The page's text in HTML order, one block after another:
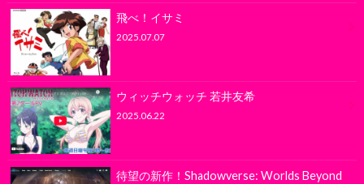
飛べ！イサミ
2025.07.07
ウィッチウォッチ 若井友希
2025.06.22
待望の新作！Shadowverse: Worlds Beyond